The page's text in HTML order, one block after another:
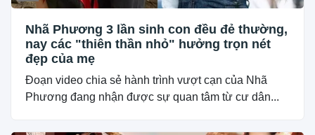
Nhã Phương 3 lần sinh con đều đẻ thường,
nay các "thiên thần nhỏ" hưởng trọn nét
đẹp của mẹ
Đoạn video chia sẻ hành trình vượt cạn của Nhã
Phương đang nhận được sự quan tâm từ cư dân...